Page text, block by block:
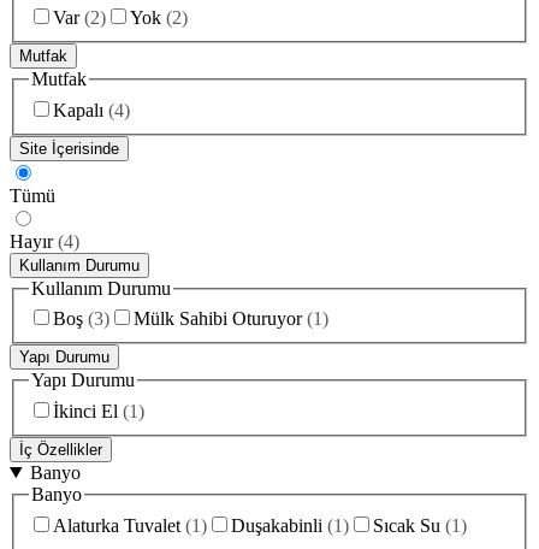
Var (2) Yok (2)
Mutfak
Mutfak
Kapalı (4)
Site İçerisinde
Tümü
Hayır (4)
Kullanım Durumu
Kullanım Durumu
Boş (3) Mülk Sahibi Oturuyor (1)
Yapı Durumu
Yapı Durumu
İkinci El (1)
İç Özellikler
Banyo
Banyo
Alaturka Tuvalet (1) Duşakabinli (1) Sıcak Su (1)